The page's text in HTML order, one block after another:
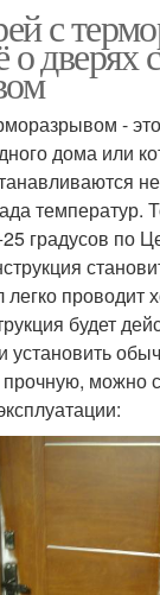
с
о дверях с
-
дома или
температур.
градусов по
легко
будет
установить
можно